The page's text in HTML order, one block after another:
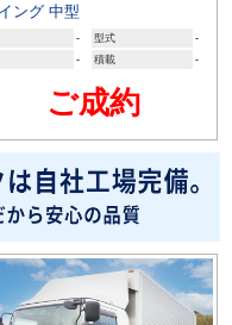
ング 中型
- 型式
-
- 積載 -
ご成約